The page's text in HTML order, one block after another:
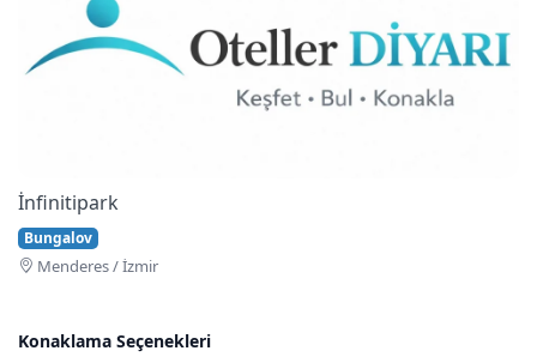
İnfinitipark
Bungalov
Menderes / İzmir
Konaklama Seçenekleri